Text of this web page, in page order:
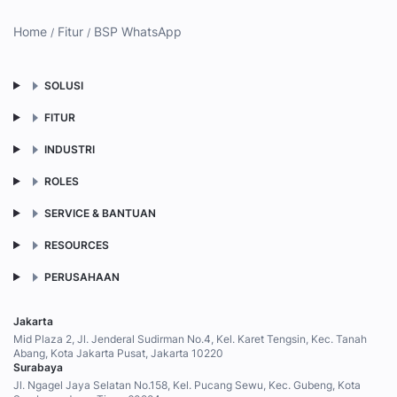
Home Fitur BSP WhatsApp
SOLUSI
FITUR
INDUSTRI
ROLES
SERVICE & BANTUAN
RESOURCES
PERUSAHAAN
Jakarta
Mid Plaza 2, Jl. Jenderal Sudirman No.4, Kel. Karet Tengsin, Kec. Tanah
Abang, Kota Jakarta Pusat, Jakarta 10220
Surabaya
Jl. Ngagel Jaya Selatan No.158, Kel. Pucang Sewu, Kec. Gubeng, Kota